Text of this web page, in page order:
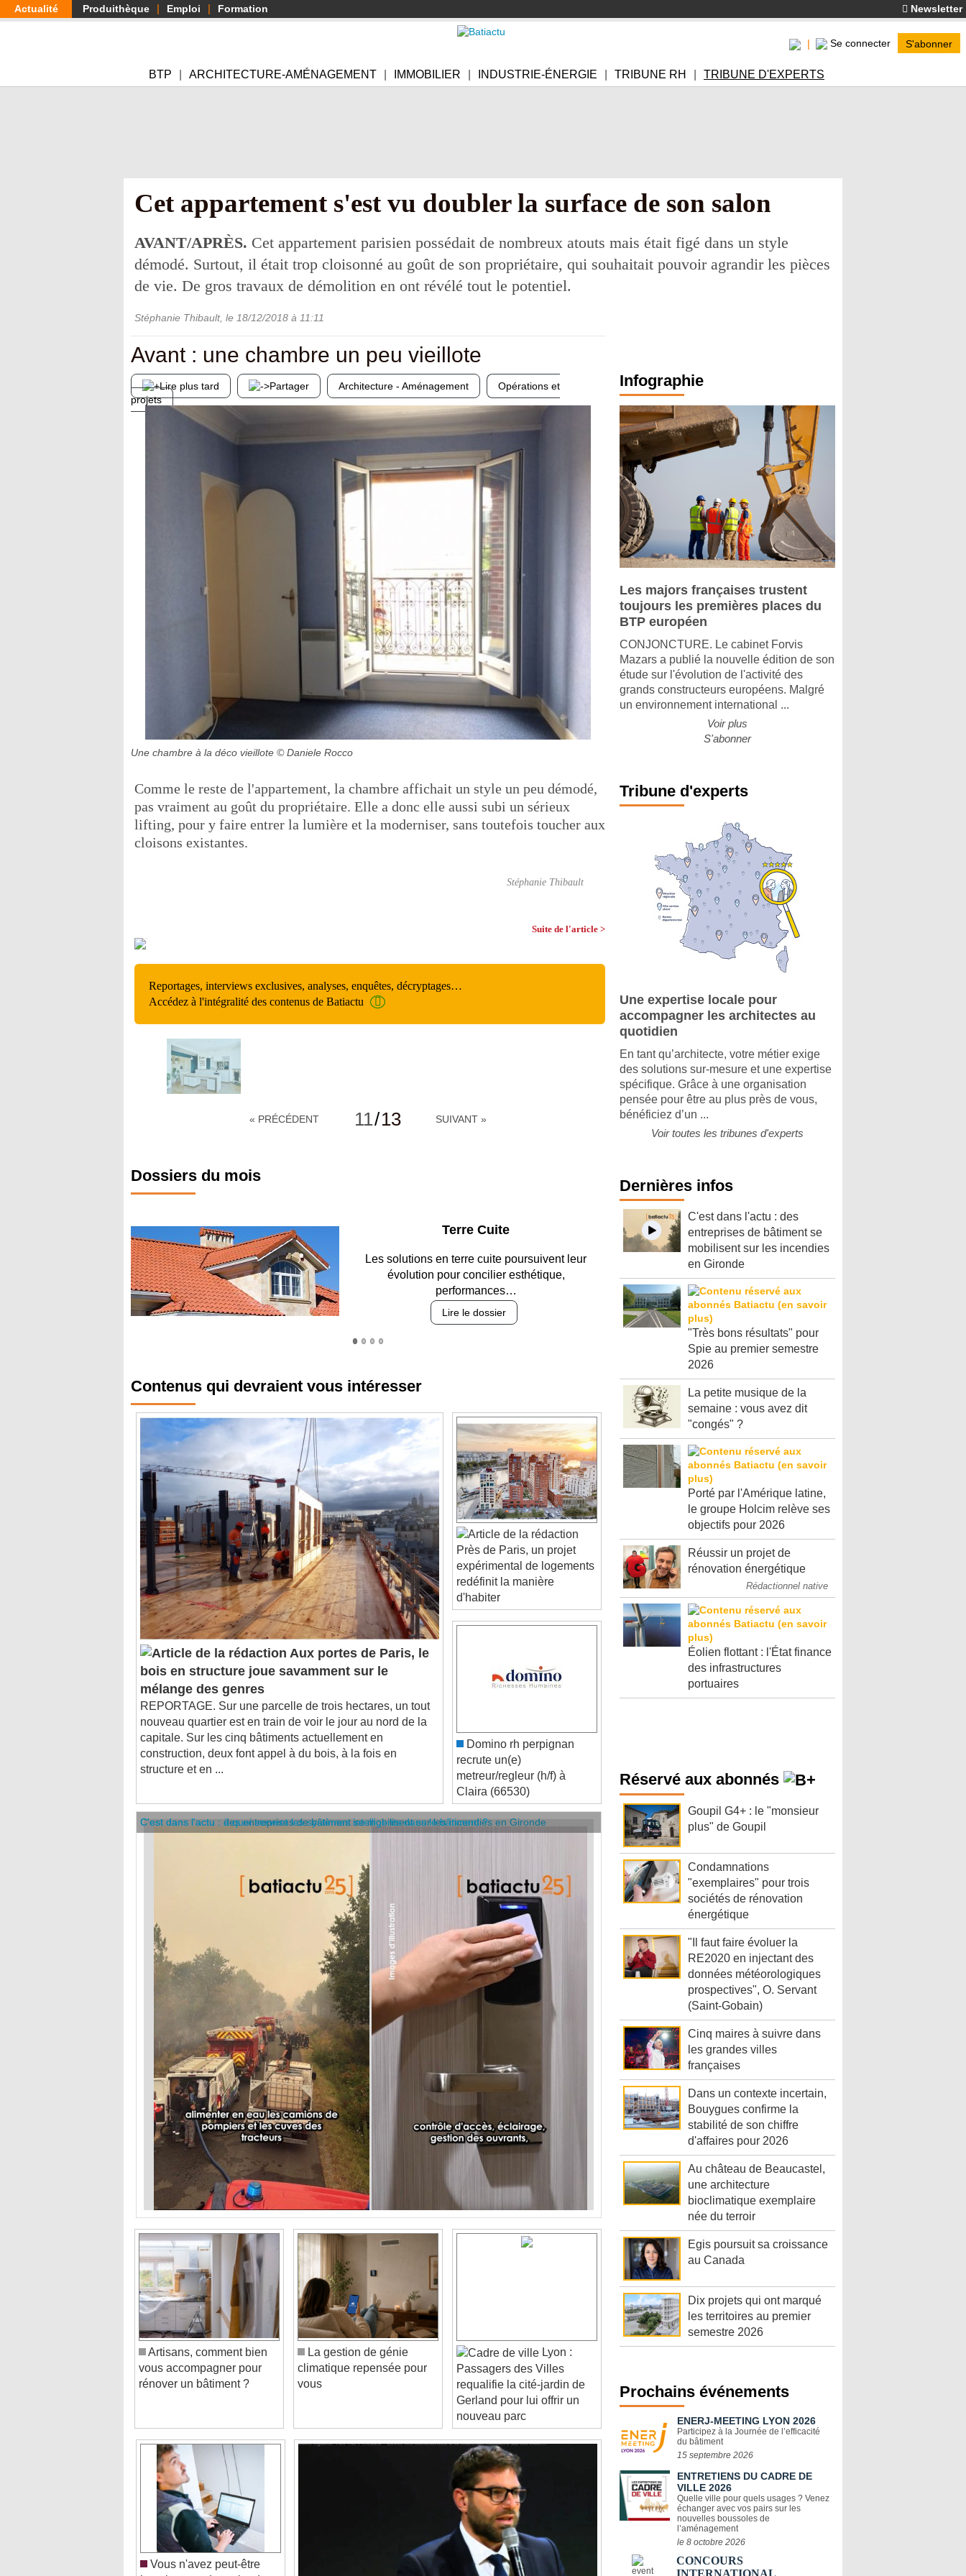
Aller
au
Actualité Produithèque Emploi Formation Newsletter
Se connecter S'abonner
BTP ARCHITECTURE-AMÉNAGEMENT IMMOBILIER INDUSTRIE-ÉNERGIE TRIBUNE RH TRIBUNE D'EXPERTS
Cet appartement s'est vu doubler la surface de son salon
AVANT/APRÈS. Cet appartement parisien possédait de nombreux atouts mais était figé dans un style
démodé. Surtout, il était trop cloisonné au goût de son propriétaire, qui souhaitait pouvoir agrandir les pièces
de vie. De gros travaux de démolition en ont révélé tout le potentiel.
Stéphanie Thibault, le 18/12/2018 à 11:11
Avant : une chambre un peu vieillote
Lire plus tard Partager Architecture - Aménagement
Opérations et
projets
Une chambre à la déco vieillote © Daniele Rocco
Comme le reste de l'appartement, la chambre affichait un style un peu démodé,
pas vraiment au goût du propriétaire. Elle a donc elle aussi subi un sérieux
lifting, pour y faire entrer la lumière et la moderniser, sans toutefois toucher aux
cloisons existantes.
Stéphanie Thibault
Suite de l'article >
Reportages, interviews exclusives, analyses, enquêtes, décryptages…
Accédez à l'intégralité des contenus de Batiactu
« PRÉCÉDENT 11/13 SUIVANT »
Dossiers du mois
Parking et garages
Entre circulation, sécurisation des accès, durabilité
des revêtements et intégration…
Lire le dossier
Aux portes de Paris, le
bois en structure joue savamment sur le
mélange des genres
REPORTAGE. Sur une parcelle de trois hectares, un tout
nouveau quartier est en train de voir le jour au nord de la
capitale. Sur les cinq bâtiments actuellement en
construction, deux font appel à du bois, à la fois en
structure et en ...
Près de Paris, un projet
expérimental de logements
redéfinit la manière
d'habiter
recrute un(e)
metreur/regleur (h/f) à
Claira (66530)
C'est dans l'actu : des entreprises de bâtiment se mobilisent sur les incendies en Gironde
C'est dans l'actu : à quoi servent les systèmes intelligents dans le bâtiment ?
Artisans, comment bien
vous accompagner pour
rénover un bâtiment ?
La gestion de génie
climatique repensée pour
vous
Passagers des Villes
requalifie la cité-jardin de
Gerland pour lui offrir un
nouveau parc
Vous n'avez peut-être
jamais entendu parler de
Infographie
Les majors françaises trustent
toujours les premières places du
BTP européen
CONJONCTURE. Le cabinet Forvis
Mazars a publié la nouvelle édition de son
étude sur l'évolution de l'activité des
grands constructeurs européens. Malgré
un environnement international ...
Voir plus
S'abonner
Tribune d'experts
Une expertise locale pour
accompagner les architectes au
quotidien
En tant qu’architecte, votre métier exige
des solutions sur-mesure et une expertise
spécifique. Grâce à une organisation
pensée pour être au plus près de vous,
bénéficiez d’un ...
Voir toutes les tribunes d'experts
Dernières infos
C'est dans l'actu : des
entreprises de bâtiment se
mobilisent sur les incendies
en Gironde
"Très bons résultats" pour
Spie au premier semestre
2026
La petite musique de la
semaine : vous avez dit
"congés" ?
Porté par l'Amérique latine,
le groupe Holcim relève ses
objectifs pour 2026
Réussir un projet de
rénovation énergétique
Rédactionnel native
Éolien flottant : l'État finance
des infrastructures
portuaires
Réservé aux abonnés
Goupil G4+ : le "monsieur
plus" de Goupil
Condamnations
"exemplaires" pour trois
sociétés de rénovation
énergétique
"Il faut faire évoluer la
RE2020 en injectant des
données météorologiques
prospectives", O. Servant
(Saint-Gobain)
Cinq maires à suivre dans
les grandes villes
françaises
Dans un contexte incertain,
Bouygues confirme la
stabilité de son chiffre
d'affaires pour 2026
Au château de Beaucastel,
une architecture
bioclimatique exemplaire
née du terroir
Egis poursuit sa croissance
au Canada
Dix projets qui ont marqué
les territoires au premier
semestre 2026
Prochains événements
ENERJ-MEETING LYON 2026
Participez à la Journée de l’efficacité
du bâtiment
15 septembre 2026
ENTRETIENS DU CADRE DE
VILLE 2026
Quelle ville pour quels usages ? Venez
échanger avec vos pairs sur les
nouvelles boussoles de
l’aménagement
le 8 octobre 2026
CONCOURS